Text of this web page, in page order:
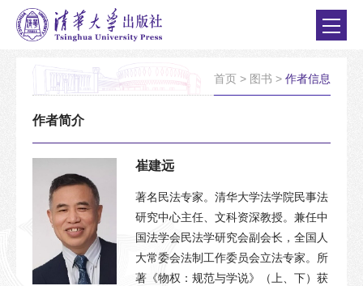
首页 > 图书 > 作者信息
作者简介
崔建远
著名民法专家。清华大学法学院民事法
研究中心主任、文科资深教授。兼任中
国法学会民法学研究会副会长，全国人
大常委会法制工作委员会立法专家。所
著《物权：规范与学说》（上、下）获